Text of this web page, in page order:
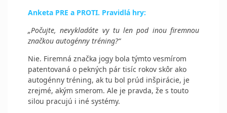
Anketa PRE a PROTI. Pravidlá hry:
„Počujte, nevykladáte vy tu len pod inou firemnou
značkou autogénny tréning?“
Nie. Firemná značka jogy bola týmto vesmírom
patentovaná o pekných pár tisíc rokov skôr ako
autogénny tréning, ak tu bol prúd inšpirácie, je
zrejmé, akým smerom. Ale je pravda, že s touto
silou pracujú i iné systémy.